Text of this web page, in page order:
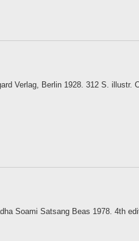
Verlag, Berlin 1928. 312 S. illustr.
Soami Satsang Beas 1978. 4th